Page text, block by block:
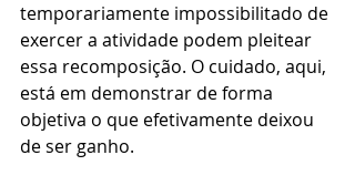
temporariamente impossibilitado de
exercer a atividade podem pleitear
essa recomposição. O cuidado, aqui,
está em demonstrar de forma
objetiva o que efetivamente deixou
de ser ganho.